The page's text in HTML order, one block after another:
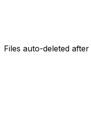
Files auto-deleted